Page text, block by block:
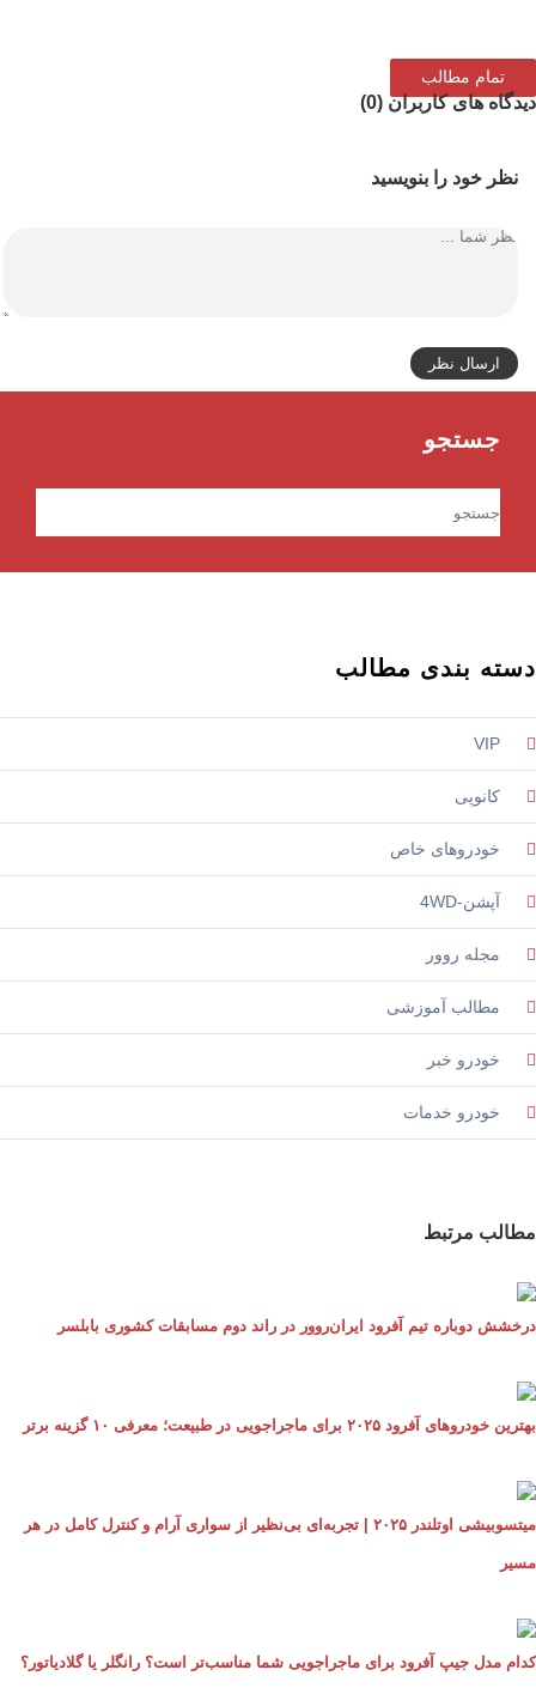
تمام مطالب
های کاربران (0)
نظر خود را بنویسید
ارسال نظر
جستجو
بندی مطالب
VIP
کانوپی
خودروهای خاص
آپشن-4WD
مجله روور
مطالب آموزشی
خودرو خبر
خودرو خدمات
مرتبط
دوباره تیم آفرود ایران‌روور در راند دوم مسابقات کشوری بابلسر
آفرود ۲۰۲۵ برای ماجراجویی در طبیعت؛ معرفی ۱۰ گزینه برتر
میتسوبیشی اوتلندر ۲۰۲۵ | تجربه‌ای بی‌نظیر از سواری آرام و کنترل کامل در هر
مدل جیپ آفرود برای ماجراجویی شما مناسب‌تر است؟ رانگلر یا گلادیاتور؟